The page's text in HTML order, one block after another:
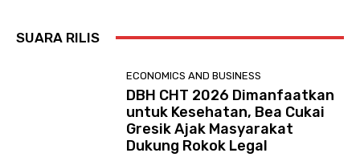
SUARA RILIS
ECONOMICS AND BUSINESS
DBH CHT 2026 Dimanfaatkan
untuk Kesehatan, Bea Cukai
Gresik Ajak Masyarakat
Dukung Rokok Legal